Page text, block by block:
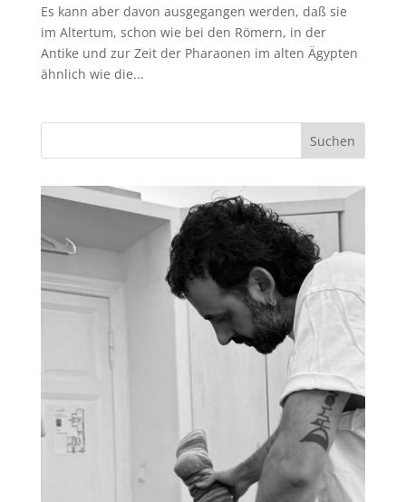
Es kann aber davon ausgegangen werden, daß sie
im Altertum, schon wie bei den Römern, in der
Antike und zur Zeit der Pharaonen im alten Ägypten
ähnlich wie die...
Suchen